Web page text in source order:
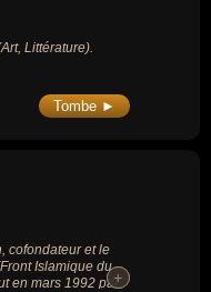
Littérature).
Tombe ►
cofondateur et le
Islamique du
en mars 1992 par+
+